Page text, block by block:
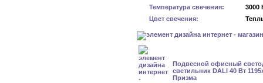
Температура свечения:
3000
Цвет свечения:
Подвесной офисный
светильник DALI 40 Вт
Призма